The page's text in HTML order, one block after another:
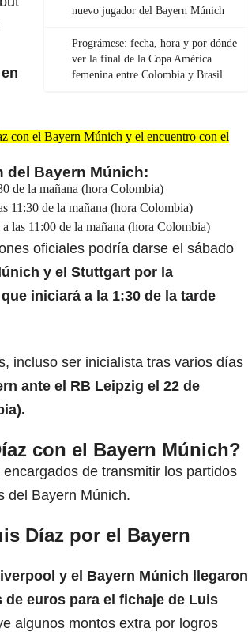
nuevo jugador del Bayern Múnich
Prográmese: fecha, hora y por dónde
ver la final de la Copa América
femenina entre Colombia y Brasil
con el Bayern Múnich y el encuentro con el
del Bayern Múnich:
de la mañana (hora Colombia)
11:30 de la mañana (hora Colombia)
a las 11:00 de la mañana (hora Colombia)
oficiales podría darse el sábado
y el Stuttgart por la
iniciará a la 1:30 de la tarde
incluso ser inicialista tras varios días
ante el RB Leipzig el 22 de
con el Bayern Múnich?
encargados de transmitir los partidos
del Bayern Múnich.
Díaz por el Bayern
y el Bayern Múnich llegaron
euros para el fichaje de Luis
algunos montos extra por logros